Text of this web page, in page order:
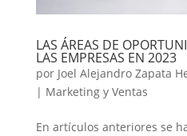
LAS ÁREAS DE
LAS EMPRESAS EN 2023
por Joel Alejandro Zapata
| Marketing y Ventas
En artículos anteriores se